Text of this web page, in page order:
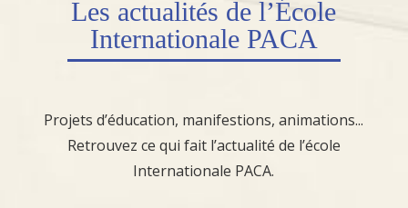
Les actualités de l’École
Internationale PACA
Projets d’éducation, manifestions, animations...
Retrouvez ce qui fait l’actualité de l’école
Internationale PACA.